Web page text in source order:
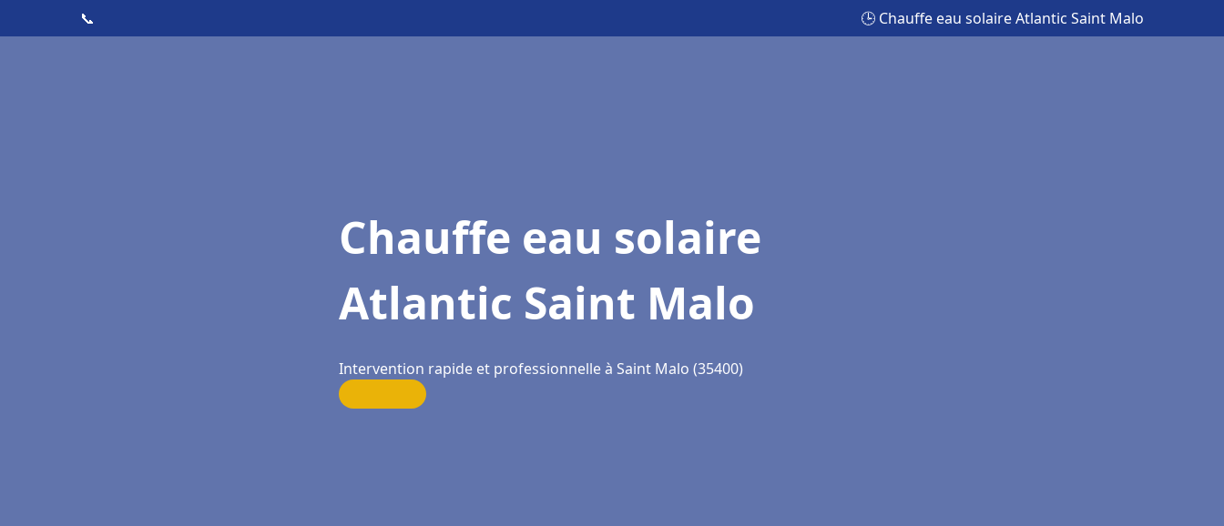
📞 🕒 Chauffe eau solaire Atlantic Saint Malo
Chauffe eau solaire
Atlantic Saint Malo
Intervention rapide et professionnelle à Saint Malo (35400)